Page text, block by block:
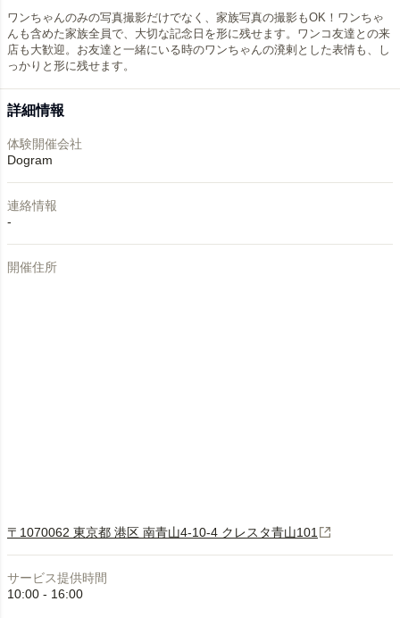
ワンちゃんのみの写真撮影だけでなく、家族写真の撮影もOK！ワンちゃ
んも含めた家族全員で、大切な記念日を形に残せます。ワンコ友達との来
店も大歓迎。お友達と一緒にいる時のワンちゃんの溌剌とした表情も、し
っかりと形に残せます。
詳細情報
体験開催会社
Dogram
連絡情報
-
開催住所
〒1070062 東京都 港区 南青山4-10-4 クレスタ青山101
サービス提供時間
10:00 - 16:00